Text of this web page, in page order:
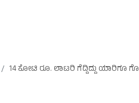
14 ಕೋಟಿ ರೂ. ಲಾಟರಿ ಗೆದ್ದಿದ್ದು ಯಾರಿಗೂ